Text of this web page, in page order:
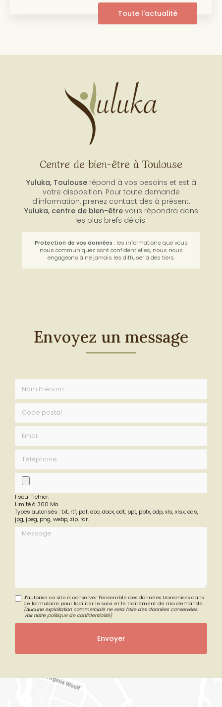
pleine de…
Centre de bien-être à Toulouse
Yuluka, Toulouserépond à vos besoins et est à
votre disposition. Pour toute demande
d'information, prenez contact dès à présent.
les plus brefs délais.
Protection de vos données : les informations que vous
nous communiquez sont confidentielles, nous nous
Envoyez un message
Nom Prénom
Code postal
Email
Téléphone
fichier
1 seul fichier.
Limité à 300 Mo.
Types autorisés : txt, rtf, pdf, doc, docx, odt, ppt, pptx, odp, xls, xlsx, ods,
jpg, jpeg, png, webp, zip, rar.
J'autorise ce site à conserver l'ensemble des données transmises dans
ce formulaire pour faciliter le suivi et le traitement de ma demande.